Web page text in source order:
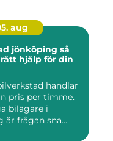
aug
jönköping så
hjälp för din
handlar
pris per timme.
bilägare i
är frågan sna...